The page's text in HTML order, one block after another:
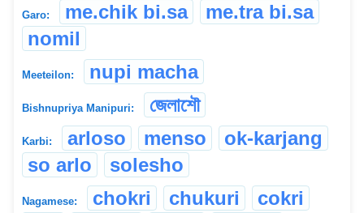
Garo: me.chik bi.sa
me.tra bi.sa
nomil
Meeteilon: nupi macha
Bishnupriya Manipuri: জেলাশৌ
Karbi: arloso menso
ok-karjang
so arlo
solesho
Nagamese: chokri chukuri
cokri